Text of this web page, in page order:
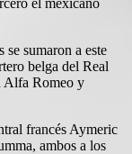
sumaron a este
belga del Real
Alfa Romeo y
francés Aymeric
ambos a los